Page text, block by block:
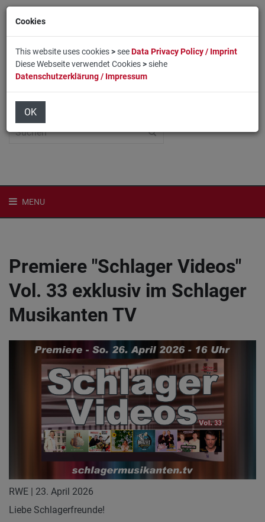
Home
MENU
Premiere "Schlager Videos"
Vol. 33 exklusiv im Schlager
Musikanten TV
RWE | 23. April 2026
Liebe Schlagerfreunde!
Cookies
This website uses cookies>seeData Privacy Policy / Imprint
Diese Webseite verwendet Cookies>siehe
Datenschutzerklärung / Impressum
OK